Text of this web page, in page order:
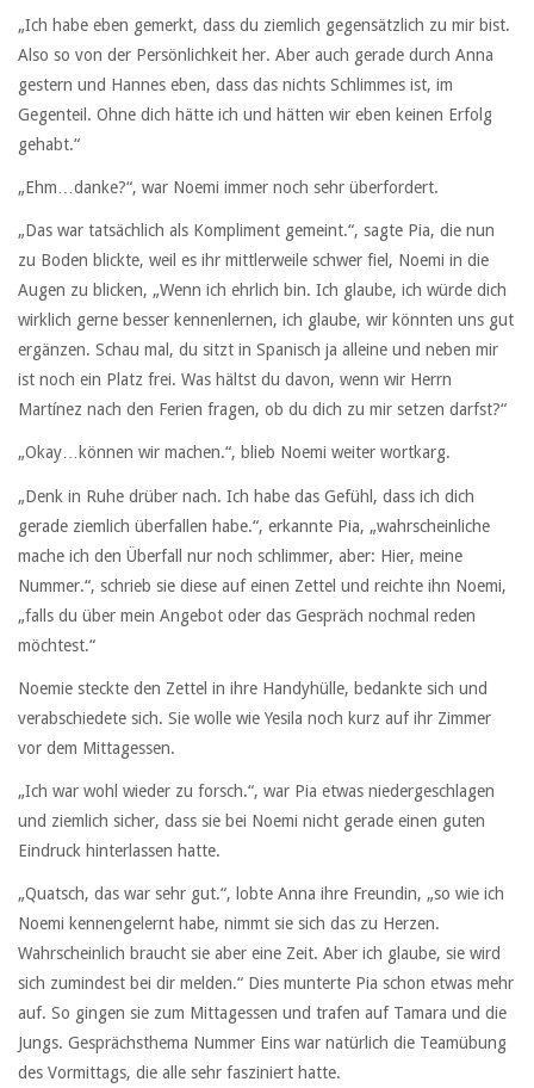
„Ich habe eben gemerkt, dass du ziemlich gegensätzlich zu mir bist.
Also so von der Persönlichkeit her. Aber auch gerade durch Anna
gestern und Hannes eben, dass das nichts Schlimmes ist, im
Gegenteil. Ohne dich hätte ich und hätten wir eben keinen Erfolg
gehabt.“
„Ehm…danke?“, war Noemi immer noch sehr überfordert.
„Das war tatsächlich als Kompliment gemeint.“, sagte Pia, die nun
zu Boden blickte, weil es ihr mittlerweile schwer fiel, Noemi in die
Augen zu blicken, „Wenn ich ehrlich bin. Ich glaube, ich würde dich
wirklich gerne besser kennenlernen, ich glaube, wir könnten uns gut
ergänzen. Schau mal, du sitzt in Spanisch ja alleine und neben mir
ist noch ein Platz frei. Was hältst du davon, wenn wir Herrn
Martínez nach den Ferien fragen, ob du dich zu mir setzen darfst?“
„Okay…können wir machen.“, blieb Noemi weiter wortkarg.
„Denk in Ruhe drüber nach. Ich habe das Gefühl, dass ich dich
gerade ziemlich überfallen habe.“, erkannte Pia, „wahrscheinliche
mache ich den Überfall nur noch schlimmer, aber: Hier, meine
Nummer.“, schrieb sie diese auf einen Zettel und reichte ihn Noemi,
„falls du über mein Angebot oder das Gespräch nochmal reden
möchtest.“
Noemie steckte den Zettel in ihre Handyhülle, bedankte sich und
verabschiedete sich. Sie wolle wie Yesila noch kurz auf ihr Zimmer
vor dem Mittagessen.
„Ich war wohl wieder zu forsch.“, war Pia etwas niedergeschlagen
und ziemlich sicher, dass sie bei Noemi nicht gerade einen guten
Eindruck hinterlassen hatte.
„Quatsch, das war sehr gut.“, lobte Anna ihre Freundin, „so wie ich
Noemi kennengelernt habe, nimmt sie sich das zu Herzen.
Wahrscheinlich braucht sie aber eine Zeit. Aber ich glaube, sie wird
sich zumindest bei dir melden.“ Dies munterte Pia schon etwas mehr
auf. So gingen sie zum Mittagessen und trafen auf Tamara und die
Jungs. Gesprächsthema Nummer Eins war natürlich die Teamübung
des Vormittags, die alle sehr fasziniert hatte.